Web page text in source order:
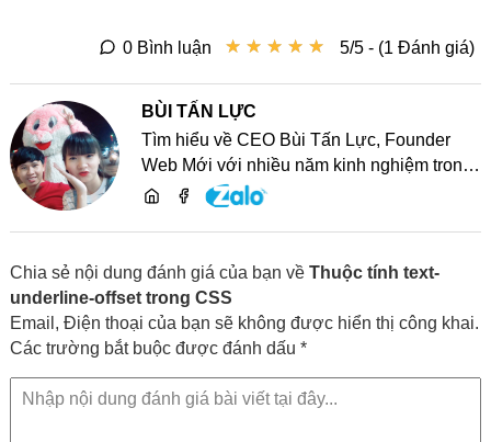
★ ★ ★ ★ ★
★ ★ ★ ★ ★ 5/5 - (1 Đánh giá)
0 Bình luận
BÙI TẤN LỰC
Tìm hiểu về CEO Bùi Tấn Lực, Founder
Web Mới với nhiều năm kinh nghiệm trong
lĩnh vực phát triển website, SEO và chia sẻ
Chia sẻ nội dung đánh giá của bạn về Thuộc tính text-
underline-offset trong CSS
Email, Điện thoại của bạn sẽ không được hiển thị công khai.
Các trường bắt buộc được đánh dấu *